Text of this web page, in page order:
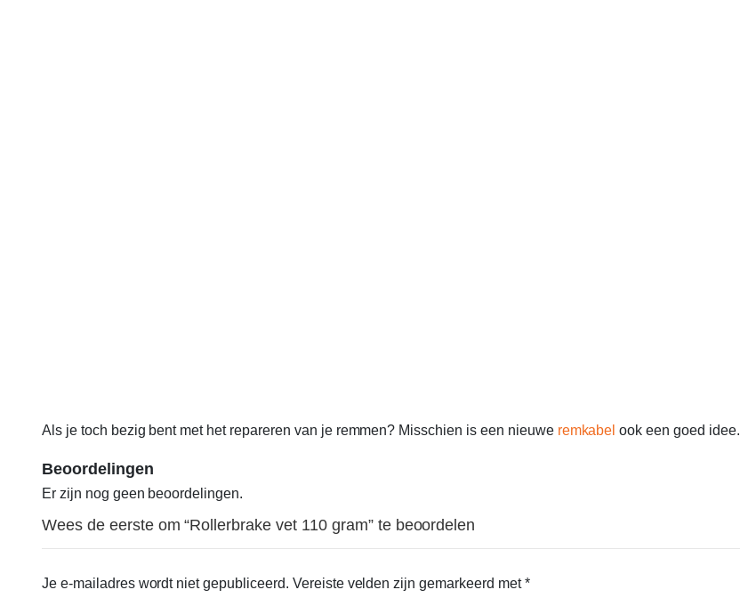
Als je toch bezig bent met het repareren van je remmen? Misschien is een nieuwe remkabel ook een goed idee.
Beoordelingen
Er zijn nog geen beoordelingen.
Wees de eerste om “Rollerbrake vet 110 gram” te beoordelen
Je e-mailadres wordt niet gepubliceerd. Vereiste velden zijn gemarkeerd met*